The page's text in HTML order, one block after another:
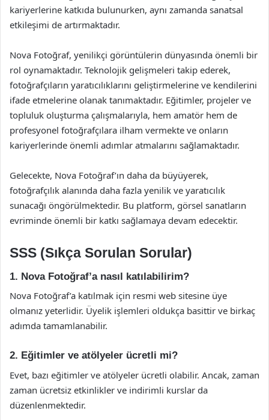
kariyerlerine katkıda bulunurken, aynı zamanda sanatsal
etkileşimi de artırmaktadır.
Nova Fotoğraf, yenilikçi görüntülerin dünyasında önemli bir
rol oynamaktadır. Teknolojik gelişmeleri takip ederek,
fotoğrafçıların yaratıcılıklarını geliştirmelerine ve kendilerini
ifade etmelerine olanak tanımaktadır. Eğitimler, projeler ve
topluluk oluşturma çalışmalarıyla, hem amatör hem de
profesyonel fotoğrafçılara ilham vermekte ve onların
kariyerlerinde önemli adımlar atmalarını sağlamaktadır.
Gelecekte, Nova Fotoğraf’ın daha da büyüyerek,
fotoğrafçılık alanında daha fazla yenilik ve yaratıcılık
sunacağı öngörülmektedir. Bu platform, görsel sanatların
evriminde önemli bir katkı sağlamaya devam edecektir.
SSS (Sıkça Sorulan Sorular)
1. Nova Fotoğraf’a nasıl katılabilirim?
Nova Fotoğraf’a katılmak için resmi web sitesine üye
olmanız yeterlidir. Üyelik işlemleri oldukça basittir ve birkaç
adımda tamamlanabilir.
2. Eğitimler ve atölyeler ücretli mi?
Evet, bazı eğitimler ve atölyeler ücretli olabilir. Ancak, zaman
zaman ücretsiz etkinlikler ve indirimli kurslar da
düzenlenmektedir.